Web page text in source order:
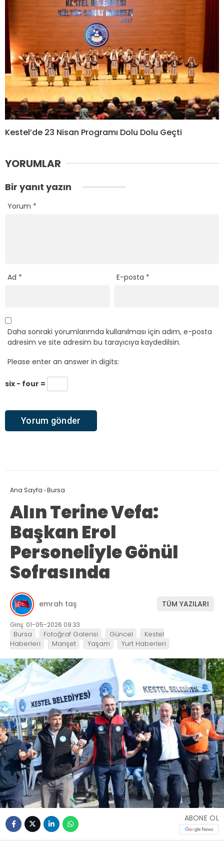
Kestel’de 23 Nisan Programı Dolu Dolu Geçti
YORUMLAR
Bir yanıt yazın
Yorum *
Ad * E-posta *
Daha sonraki yorumlarımda kullanılması için adım, e-posta
adresim ve site adresim bu tarayıcıya kaydedilsin.
Please enter an answer in digits:
six − four =
Ana Sayfa ›Bursa
Alın Terine Vefa:
Başkan Erol
Personeliyle Gönül
Sofrasında
emrah taş TÜM YAZILARI
Giriş: 01-05-2026 09:33
Bursa Fotoğraf Galerisi Güncel
Kestel
Haberleri
Manşet Yaşam Yurt Haberleri
ABONE OL